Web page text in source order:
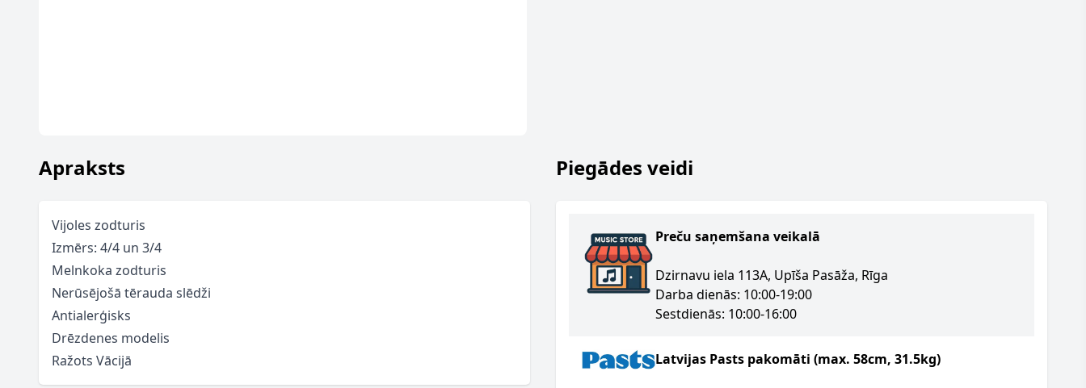
Apraksts
Vijoles zodturis
Izmērs: 4/4 un 3/4
Melnkoka zodturis
Nerūsējošā tērauda slēdži
Antialerģisks
Drēzdenes modelis
Ražots Vācijā
Piegādes veidi
Preču saņemšana veikalā
Dzirnavu iela 113A, Upīša Pasāža, Rīga
Darba dienās: 10:00-19:00
Sestdienās: 10:00-16:00
Latvijas Pasts pakomāti (max. 58cm, 31.5kg)